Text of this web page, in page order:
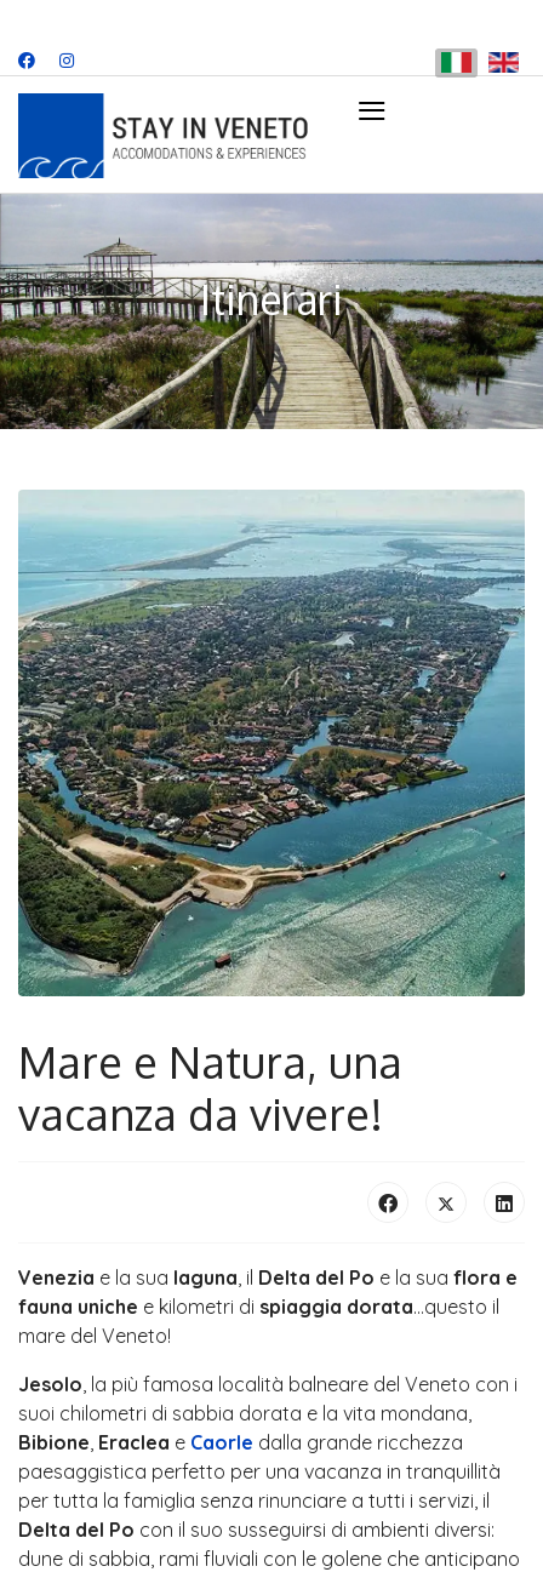
≡
Itinerari
Mare e Natura, una
vacanza da vivere!
Venezia e la sua laguna, il Delta del Po e la sua flora e
fauna uniche e kilometri di spiaggia dorata...questo il
mare del Veneto!
Jesolo, la più famosa località balneare del Veneto con i
suoi chilometri di sabbia dorata e la vita mondana,
Bibione, Eraclea e Caorle dalla grande ricchezza
paesaggistica perfetto per una vacanza in tranquillità
per tutta la famiglia senza rinunciare a tutti i servizi, il
Delta del Po con il suo susseguirsi di ambienti diversi:
dune di sabbia, rami fluviali con le golene che anticipano